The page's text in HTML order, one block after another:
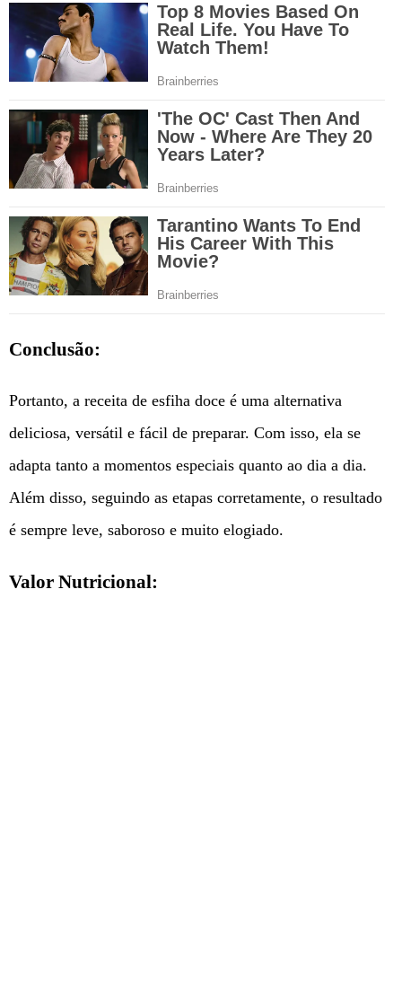
Conclusão:
Portanto, a receita de esfiha doce é uma alternativa
deliciosa, versátil e fácil de preparar. Com isso, ela se
adapta tanto a momentos especiais quanto ao dia a dia.
Além disso, seguindo as etapas corretamente, o resultado
é sempre leve, saboroso e muito elogiado.
Valor Nutricional: